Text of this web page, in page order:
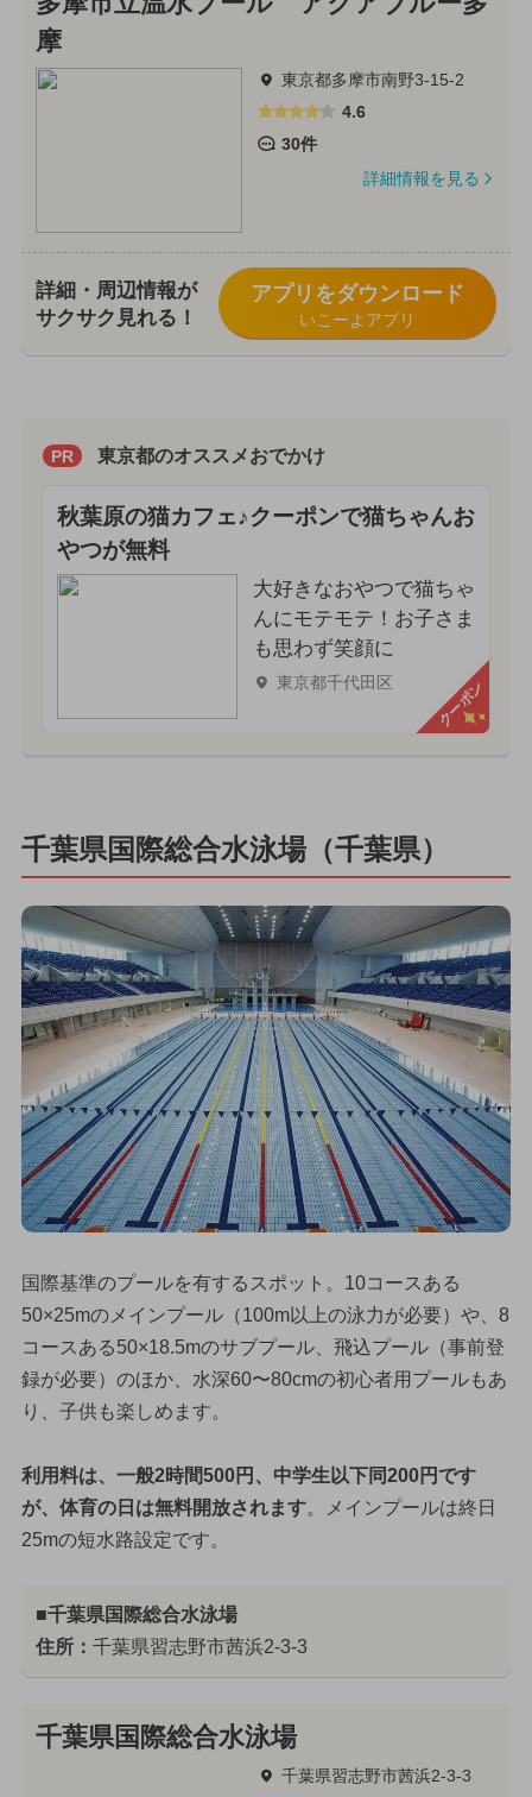
摩
東京都多摩市南野3-15-2
4.6
30件
詳細情報を見る
詳細・周辺情報が
サクサク見れる！
アプリをダウンロード
いこーよアプリ
PR 東京都のオススメおでかけ
秋葉原の猫カフェ♪クーポンで猫ちゃんお
やつが無料
大好きなおやつで猫ちゃ
んにモテモテ！お子さま
も思わず笑顔に
東京都千代田区 クーポン
千葉県国際総合水泳場（千葉県）
国際基準のプールを有するスポット。10コースある
50×25mのメインプール（100m以上の泳力が必要）や、8
コースある50×18.5mのサブプール、飛込プール（事前登
録が必要）のほか、水深60〜80cmの初心者用プールもあ
り、子供も楽しめます。
利用料は、一般2時間500円、中学生以下同200円です
が、体育の日は無料開放されます。メインプールは終日
25mの短水路設定です。
■千葉県国際総合水泳場
住所： 千葉県習志野市茜浜2-3-3
千葉県国際総合水泳場
千葉県習志野市茜浜2-3-3